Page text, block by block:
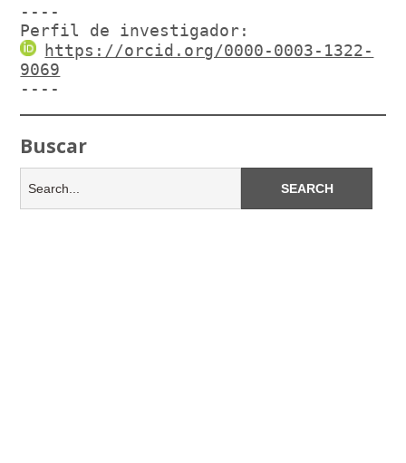
----
Perfil de investigador:
https://orcid.org/0000-0003-1322-
9069
----
Buscar